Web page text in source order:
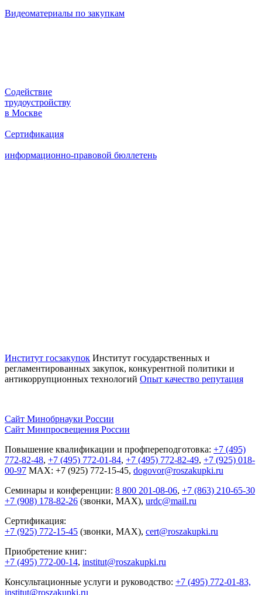
Видеоматериалы по закупкам
Содействие
трудоустройству
в Москве
Сертификация
информационно-правовой бюллетень
Институт госзакупок Институт государственных и
регламентированных закупок, конкурентной политики и
антикоррупционных технологий Опыт качество репутация
Сайт Минобрнауки России
Сайт Минпросвещения России
Повышение квалификации и профпереподготовка: +7 (495)
772-82-48, +7 (495) 772-01-84, +7 (495) 772-82-49, +7 (925) 018-
00-97 MAX: +7 (925) 772-15-45, dogovor@roszakupki.ru
Семинары и конференции: 8 800 201-08-06, +7 (863) 210-65-30
+7 (908) 178-82-26 (звонки, MAX), urdc@mail.ru
Сертификация:
+7 (925) 772-15-45 (звонки, MAX), cert@roszakupki.ru
Приобретение книг:
+7 (495) 772-00-14, institut@roszakupki.ru
Консультационные услуги и руководство: +7 (495) 772-01-83,
institut@roszakupki.ru